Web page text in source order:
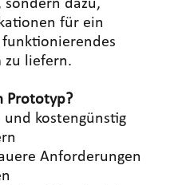
sondern dazu,
für ein
funktionierendes
zu liefern.
Prototyp?
und kostengünstig
Anforderungen